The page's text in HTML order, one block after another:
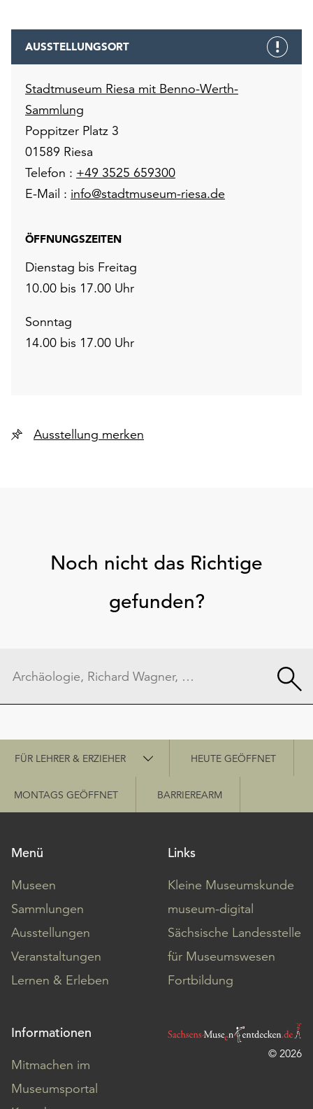
AUSSTELLUNGSORT
Stadtmuseum Riesa mit Benno-Werth-
Sammlung
Poppitzer Platz 3
01589 Riesa
Telefon : +49 3525 659300
E-Mail : info@stadtmuseum-riesa.de
ÖFFNUNGSZEITEN
Dienstag bis Freitag
10.00 bis 17.00 Uhr
Sonntag
14.00 bis 17.00 Uhr
Ausstellung merken
Noch nicht das Richtige
gefunden?
Schnellzugriff
FÜR LEHRER & ERZIEHER HEUTE GEÖFFNET
MONTAGS GEÖFFNET BARRIEREARM
Menü
Museen
Sammlungen
Ausstellungen
Veranstaltungen
Lernen & Erleben
Links
Kleine Museumskunde
museum-digital
Sächsische Landesstelle
für Museumswesen
Fortbildung
Informationen
Mitmachen im
Museumsportal
© 2026